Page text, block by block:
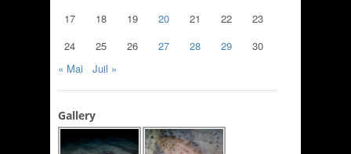
17
18 19 20 21 22
23
24
25 26 27 28 29
30
« Mai
Juil »
Gallery